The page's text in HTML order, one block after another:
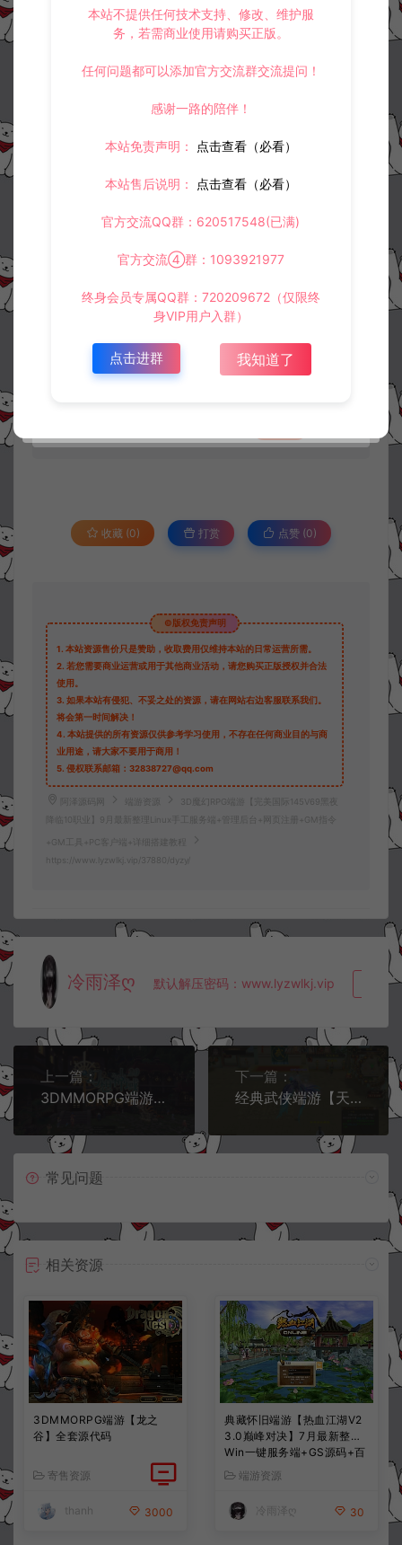
收藏 (0) 打赏 点赞 (0)
©版权免责声明
1. 本站资源售价只是赞助，收取费用仅维持本站的日常运营所需。
2. 若您需要商业运营或用于其他商业活动，请您购买正版授权并合法
使用。
3. 如果本站有侵犯、不妥之处的资源，请在网站右边客服联系我们。
将会第一时间解决！
4. 本站提供的所有资源仅供参考学习使用，不存在任何商业目的与商
业用途，请大家不要用于商用！
5. 侵权联系邮箱：32838727@qq.com
阿泽源码网 端游资源
3D魔幻RPG端游【完美国际145V69黑夜
降临10职业】9月最新整理Linux手工服务端+管理后台+网页注册+GM指令
+GM工具+PC客户端+详细搭建教程
https://www.lyzwlkj.vip/37880/dyzy/
冷雨泽ღ 默认解压密码：www.lyzwlkj.vip 复
上一篇：
3DMMORPG端游【幻想神域2.0决战黑骑士11职业】9月最新整理Linux手工服务端+网页注册+GM充值后台+PC客户端+详细搭建教程+视频教程
下一篇：
经典武侠端游【天龙八部之江湖盟会】9月最新整理Linux手工服务端+GM工具+PC客户端+详细搭建教程
常见问题
相关资源
3DMMORPG端游【龙之
谷】全套源代码
寄售资源
thanh 3000
典藏怀旧端游【热血江湖V2
3.0巅峰对决】7月最新整理
Win一键服务端+GS源码+百
宝阁+在线GM工具+PC客户
端+详细搭建教程
端游资源
冷雨泽ღ 30
本站不提供任何技术支持、修改、维护服
务，若需商业使用请购买正版。
任何问题都可以添加官方交流群交流提问！
感谢一路的陪伴！
本站免责声明： 点击查看（必看）
本站售后说明： 点击查看（必看）
官方交流QQ群：620517548(已满)
官方交流④群：1093921977
终身会员专属QQ群：720209672（仅限终
身VIP用户入群）
点击进群 我知道了